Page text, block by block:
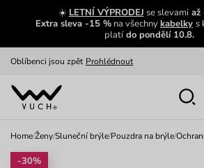
☀️ LETNÍ VÝPRODEJ se slevamiaž
Extra sleva -15 % na všechnykabelky s
platído pondělí 10.8.
Zajímavosti ze světa Vuch:
Zobrazit
Oblíbenci jsou zpět Prohlédnout
Nech se inspirovat
Home/Ženy/Sluneční brýle/Pouzdra na brýle/
-30%